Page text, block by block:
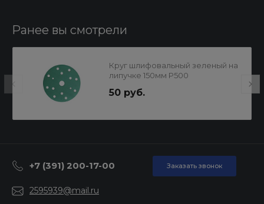
Ранее вы смотрели
Круг шлифовальный зеленый на
липучке 150мм P500
50 руб.
+7 (391) 200-17-00 Заказать звонок
2595939@mail.ru